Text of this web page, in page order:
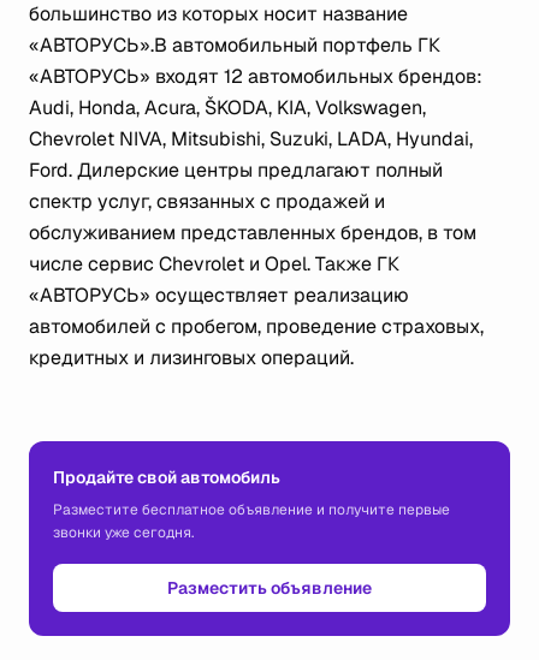
большинство из которых носит название
«АВТОРУСЬ».В автомобильный портфель ГК
«АВТОРУСЬ» входят 12 автомобильных брендов:
Audi, Honda, Acura, ŠKODA, KIA, Volkswagen,
Chevrolet NIVA, Mitsubishi, Suzuki, LADA, Hyundai,
Ford. Дилерские центры предлагают полный
спектр услуг, связанных с продажей и
обслуживанием представленных брендов, в том
числе сервис Chevrolet и Opel. Также ГК
«АВТОРУСЬ» осуществляет реализацию
автомобилей с пробегом, проведение страховых,
кредитных и лизинговых операций.
Продайте свой автомобиль
Разместите бесплатное объявление и получите первые
звонки уже сегодня.
Разместить объявление